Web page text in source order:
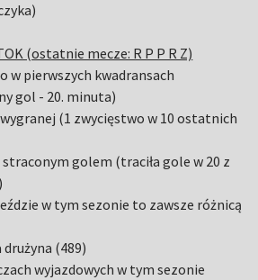
(ostatnie mecze: R P P R Z)
w pierwszych kwadransach
gol - 20. minuta)
wygranej (1 zwycięstwo w 10 ostatnich
straconym golem (traciła gole w 20 z
w tym sezonie to zawsze różnicą
(489)
wyjazdowych w tym sezonie